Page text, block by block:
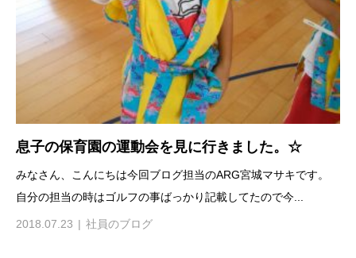
息子の保育園の運動会を見に行きました。☆
みなさん、こんにちは今回ブログ担当のARG宮城マサキです。
自分の担当の時はゴルフの事ばっかり記載してたので今...
2018.07.23 社員のブログ